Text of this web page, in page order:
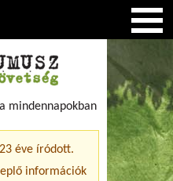
mindennapokban
üzenet
éve íródott.
információk